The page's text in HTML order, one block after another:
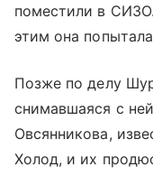
поместили в
этим она
Позже по делу
снимавшаяся с
Овсянникова,
Холод, и их